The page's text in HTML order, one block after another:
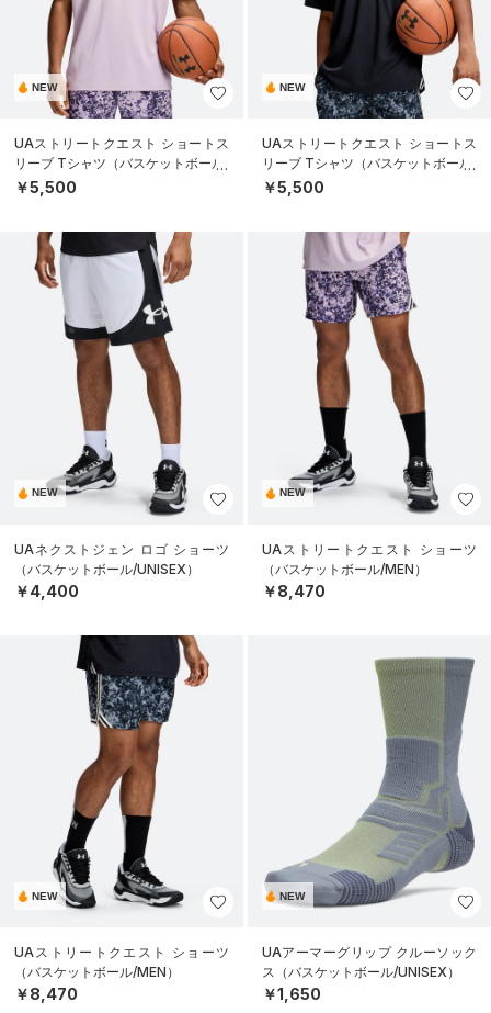
NEW
UAストリートクエスト ショートス
リーブ Tシャツ（バスケットボール/
MEN）
￥5,500
NEW
UAストリートクエスト ショートス
リーブ Tシャツ（バスケットボール/
MEN）
￥5,500
NEW
UAネクストジェン ロゴ ショーツ
（バスケットボール/UNISEX）
￥4,400
NEW
UAストリートクエスト ショーツ
（バスケットボール/MEN）
￥8,470
NEW
UAストリートクエスト ショーツ
（バスケットボール/MEN）
￥8,470
NEW
UAアーマーグリップ クルーソック
ス（バスケットボール/UNISEX）
￥1,650